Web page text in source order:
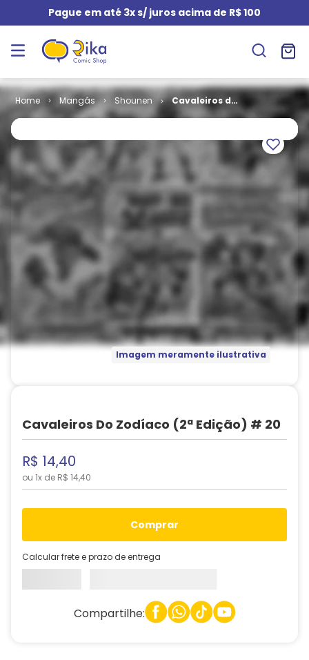
Pague em até 3x s/ juros acima de R$ 100
Mangás Shounen
Cavaleiros do
Zodíaco (2ª
Imagem meramente ilustrativa
Cavaleiros Do Zodíaco (2ª Edição) # 20
R$ 14,40
ou 1x de R$ 14,40
comprar
Calcular frete e prazo de entrega
Compartilhe: